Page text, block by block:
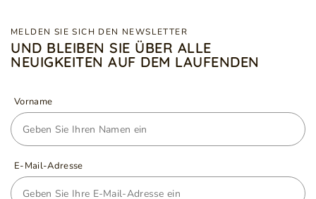
MELDEN SIE SICH DEN NEWSLETTER
UND BLEIBEN SIE ÜBER ALLE
NEUIGKEITEN AUF DEM LAUFENDEN
Vorname
E-Mail-Adresse